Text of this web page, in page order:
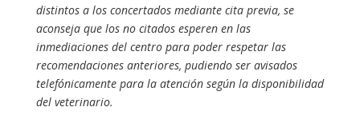
distintos a los concertados mediante cita previa, se
aconseja que los no citados esperen en las
inmediaciones del centro para poder respetar las
recomendaciones anteriores, pudiendo ser avisados
telefónicamente para la atención según la disponibilidad
del veterinario.